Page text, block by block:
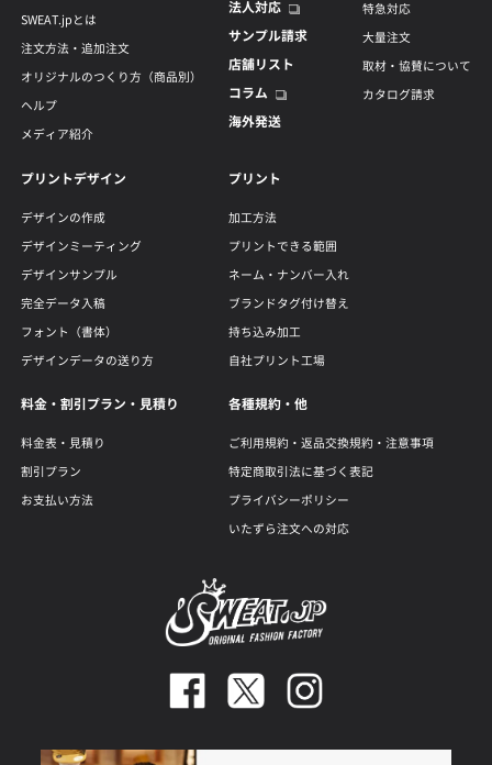
SWEAT.jpとは
注文方法・追加注文
オリジナルのつくり方（商品別）
ヘルプ
メディア紹介
法人対応
サンプル請求
店舗リスト
コラム
海外発送
特急対応
大量注文
取材・協賛について
カタログ請求
プリントデザイン
デザインの作成
デザインミーティング
デザインサンプル
完全データ入稿
フォント（書体）
デザインデータの送り方
プリント
加工方法
プリントできる範囲
ネーム・ナンバー入れ
ブランドタグ付け替え
持ち込み加工
自社プリント工場
料金・割引プラン・見積り
料金表・見積り
割引プラン
お支払い方法
各種規約・他
ご利用規約・返品交換規約・注意事項
特定商取引法に基づく表記
プライバシーポリシー
いたずら注文への対応